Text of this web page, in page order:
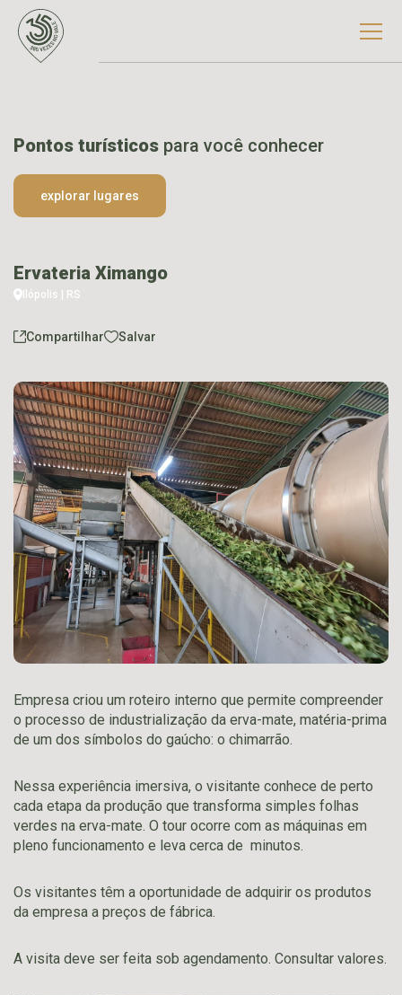
Pontos turísticos para você conhecer
explorar lugares
Ervateria Ximango
Ilópolis | RS
Compartilhar Salvar
Empresa criou um roteiro interno que permite compreender
o processo de industrialização da erva-mate, matéria-prima
de um dos símbolos do gaúcho: o chimarrão.
Nessa experiência imersiva, o visitante conhece de perto
cada etapa da produção que transforma simples folhas
verdes na erva-mate. O tour ocorre com as máquinas em
pleno funcionamento e leva cerca de minutos.
Os visitantes têm a oportunidade de adquirir os produtos
da empresa a preços de fábrica.
A visita deve ser feita sob agendamento. Consultar valores.